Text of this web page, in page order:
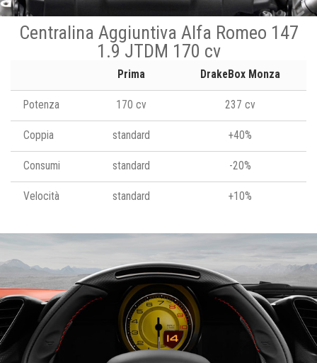
Centralina Aggiuntiva Alfa Romeo 147
1.9 JTDM 170 cv
Prima DrakeBox Monza
Potenza 170 cv 237 cv
Coppia standard +40%
Consumi standard -20%
Velocità standard +10%